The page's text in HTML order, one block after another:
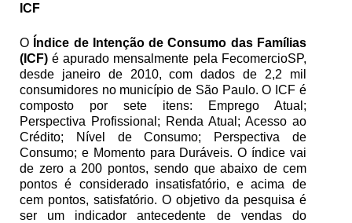
ICF
O Índice de Intenção de Consumo das Famílias
(ICF) é apurado mensalmente pela FecomercioSP,
desde janeiro de 2010, com dados de 2,2 mil
consumidores no município de São Paulo. O ICF é
composto por sete itens: Emprego Atual;
Perspectiva Profissional; Renda Atual; Acesso ao
Crédito; Nível de Consumo; Perspectiva de
Consumo; e Momento para Duráveis. O índice vai
de zero a 200 pontos, sendo que abaixo de cem
pontos é considerado insatisfatório, e acima de
cem pontos, satisfatório. O objetivo da pesquisa é
ser um indicador antecedente de vendas do